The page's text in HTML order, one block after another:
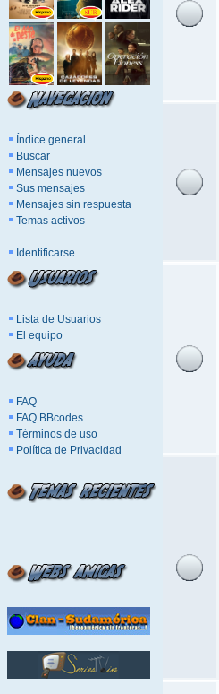
Índice general
Buscar
Mensajes nuevos
Sus mensajes
Mensajes sin respuesta
Temas activos
Identificarse
Lista de Usuarios
El equipo
FAQ
FAQ BBcodes
Términos de uso
Política de Privacidad